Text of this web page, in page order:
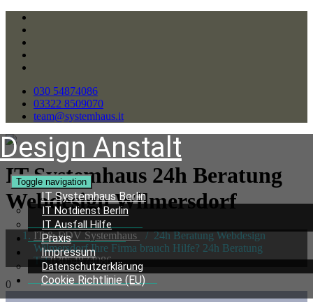
030 54874086
03322 8509070
team@systemhaus.it
Design Anstalt
Toggle navigation
IT Systemhaus Berlin
IT Notdienst Berlin
IT Ausfall Hilfe
Praxis
Impressum
Datenschutzerklärung
Cookie Richtlinie (EU)
IT Systemhaus 24h Beratung
Webdesign Wilmersdorf
IT & EDV Systemhaus/24h Beratung Webdesign
Wilmersdorf Ihre Firma brauch Hilfe? 24h Beratung
Tel:03054874086
0